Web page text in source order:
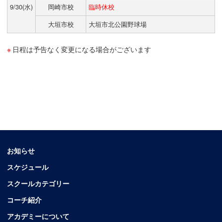
9/30(水)
岡崎市校
臨時休校
大垣市校
大垣市北公園野球場
日程は予告なく変更になる場合がございます
お知らせ
スケジュール
スクールカテゴリー
コーチ紹介
アカデミーについて